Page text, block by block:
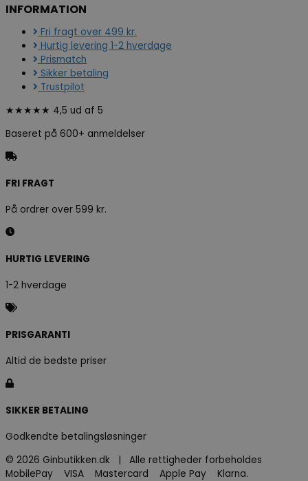
INFORMATION
Fri fragt over 499 kr.
Hurtig levering 1-2 hverdage
Prismatch
Sikker betaling
Trustpilot
★★★★★ 4,5 ud af 5
Baseret på 600+ anmeldelser
FRI FRAGT
På ordrer over 599 kr.
HURTIG LEVERING
1-2 hverdage
PRISGARANTI
Altid de bedste priser
SIKKER BETALING
Godkendte betalingsløsninger
© 2026 Ginbutikken.dk | Alle rettigheder forbeholdes
MobilePay VISA Mastercard Apple Pay Klarna.